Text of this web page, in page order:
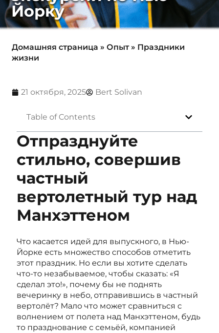
Йорку
Домашняя страница » Опыт» Праздники
жизни
21 октября, 2025 Bert Solivan
Table of Contents
Отпразднуйте
стильно, совершив
частный
вертолетный тур над
Манхэттеном
Что касается идей для выпускного, в Нью-
Йорке есть множество способов отметить
этот праздник. Но если вы хотите сделать
что-то незабываемое, чтобы сказать: «Я
сделал это!», почему бы не поднять
вечеринку в небо, отправившись в частный
вертолёт? Мало что может сравниться с
волнением от полета над Манхэттеном, будь
то празднование с семьёй, компанией